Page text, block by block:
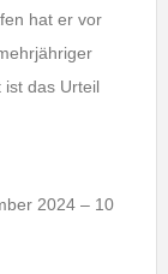
hat er vor
ist das Urteil
2024 – 10